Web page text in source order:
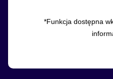
*Funkcja dostępna